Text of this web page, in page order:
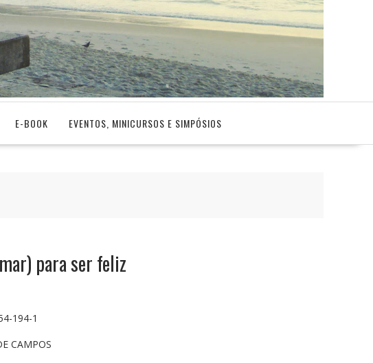
E-BOOK EVENTOS, MINICURSOS E SIMPÓSIOS
para ser feliz
194-1
CAMPOS